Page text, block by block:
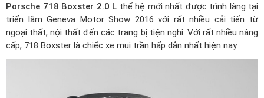
Porsche 718 Boxster 2.0 L thế hệ mới nhất được trình làng tại
triển lãm Geneva Motor Show 2016 với rất nhiều cải tiến từ
ngoại thất, nội thất đến các trang bị tiện nghi. Với rất nhiều nâng
cấp, 718 Boxster là chiếc xe mui trần hấp dẫn nhất hiện nay.